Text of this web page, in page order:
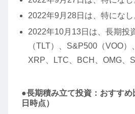
2022年9月28日は、特になし
2022年10月13日は、長期投
（TLT）、S&P500（VOO）
XRP、LTC、BCH、OMG、
●長期積み立て投資：おすす
日時点）